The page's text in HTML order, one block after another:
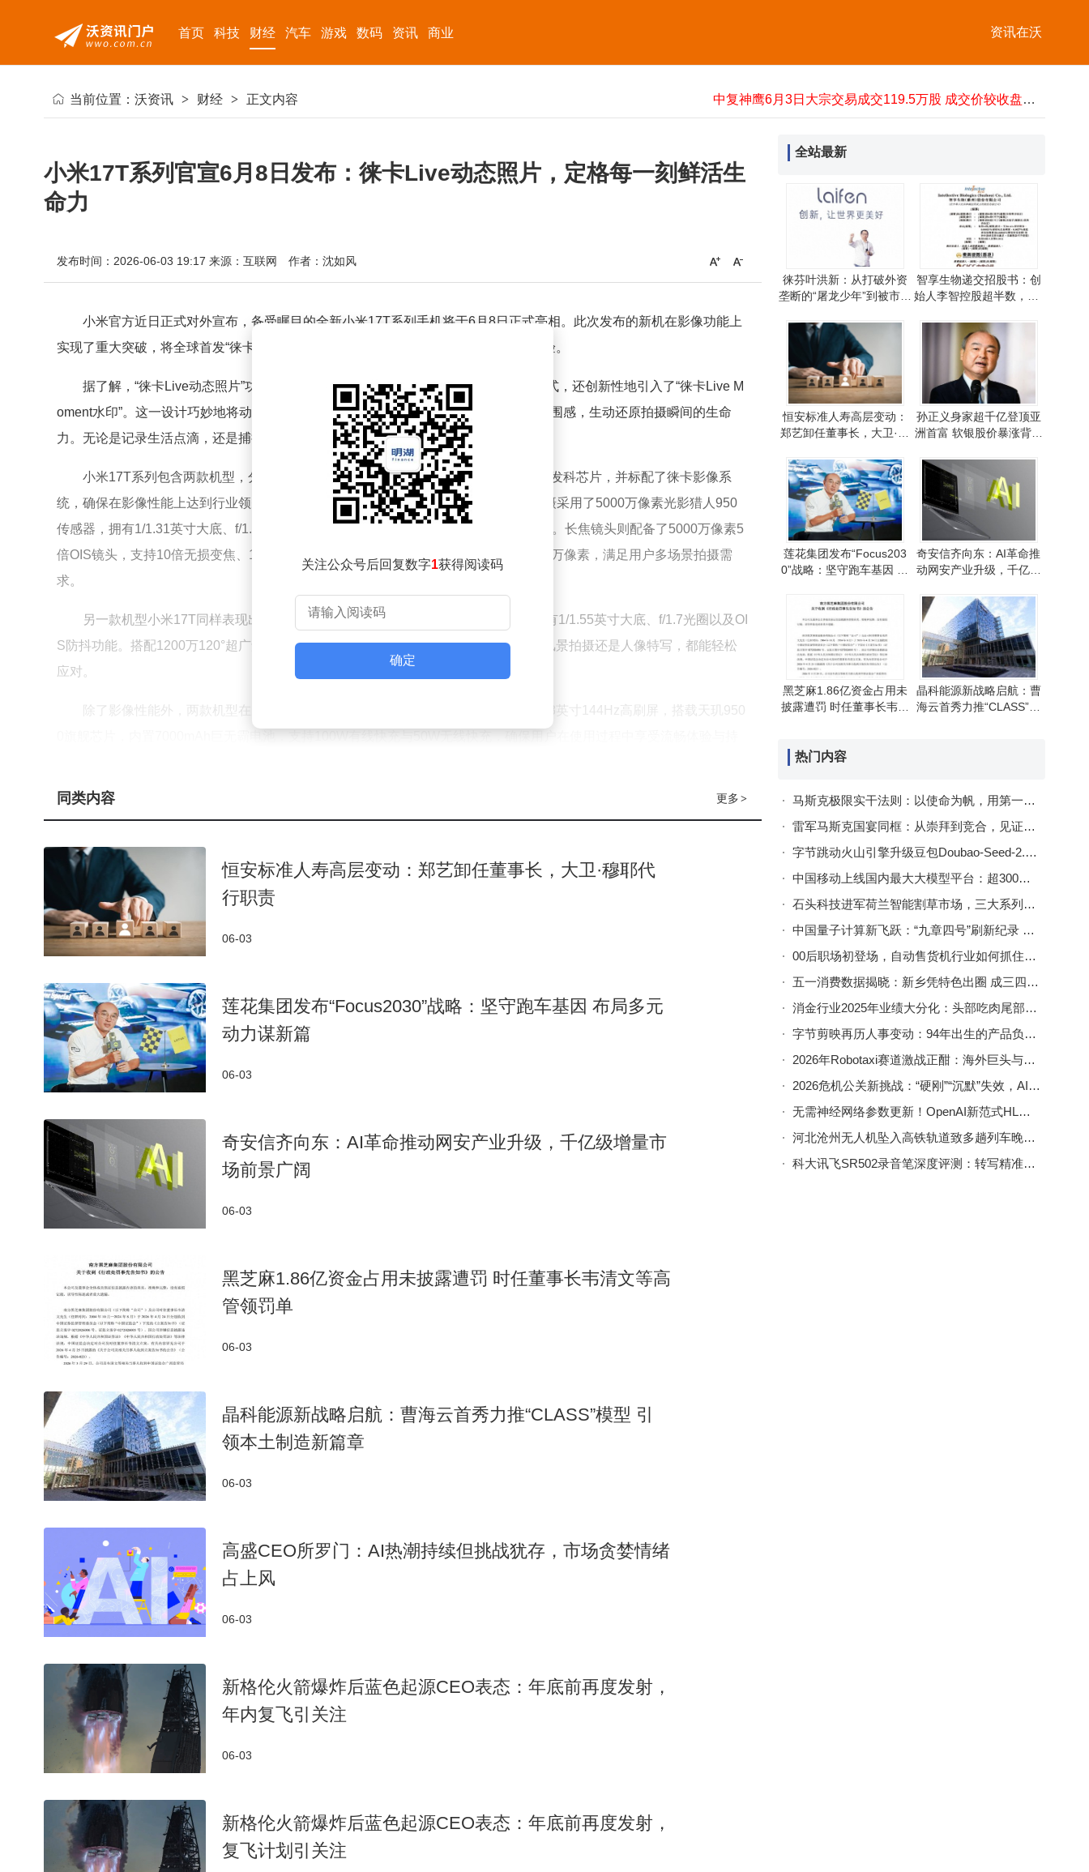
资讯在沃
首页 科技 财经 汽车 游戏 数码 资讯 商业
第三届“财富管理・华尊奖”申报火热，热门奖项透露出哪些财富管理新风向？
中复神鹰6月3日大宗交易成交119.5万股 成交价较收盘价折价10.15%
AI赋能消费电子新跃迁，资金加速流入消费电子ETF易方达（562950）
恒安标准人寿高层变动：郑艺卸任董事长，大卫·穆耶代行职责
当前位置： 沃资讯 > 财经 > 正文内容
小米17T系列官宣6月8日发布：徕卡Live动态照片，定格每一刻鲜活生
命力
发布时间：2026-06-03 19:17 来源：互联网 作者：沈如风
小米官方近日正式对外宣布，备受瞩目的全新小米17T系列手机将于6月8日正式亮相。此次发布的新机在影像功能上
实现了重大突破，将全球首发“徕卡Live动态照片”技术，为用户带来前所未有的拍摄体验。
据了解，“徕卡Live动态照片”功能不仅支持“徕卡经典”与“徕卡生动”两种专属画质模式，还创新性地引入了“徕卡Live M
oment水印”。这一设计巧妙地将动态影像与专属水印相结合，让每一张照片都能充满氛围感，生动还原拍摄瞬间的生命
力。无论是记录生活点滴，还是捕捉精彩瞬间，用户都能轻松拍出具有艺术感的作品。
小米17T系列包含两款机型，分别是小米17T与小米17T Pro。两款手机均搭载了联发科芯片，并标配了徕卡影像系
统，确保在影像性能上达到行业领先水平。其中，小米17T Pro作为影像旗舰机型，主摄采用了5000万像素光影猎人950
传感器，拥有1/1.31英寸大底、f/1.67光圈以及OIS防抖功能，原生动态范围高达13.5EV。长焦镜头则配备了5000万像素5
倍OIS镜头，支持10倍无损变焦、120倍AI超分以及30cm微距拍摄；超广角镜头为1200万像素，满足用户多场景拍摄需
求。
另一款机型小米17T同样表现出色。其主摄为5000万像素光影猎人800传感器，拥有1/1.55英寸大底、f/1.7光圈以及OI
S防抖功能。搭配1200万120°超广角镜头和5000万像素5倍OIS潜望长焦镜头，无论是风景拍摄还是人像特写，都能轻松
应对。
除了影像性能外，两款机型在屏幕与性能方面也各有特色。小米17T Pro配备了6.83英寸144Hz高刷屏，搭载天玑950
0旗舰芯片，内置7000mAh巨无霸电池，支持100W有线快充与50W无线快充，确保用户在使用过程中享受流畅体验与持
同样能满足用户日常使用需求。
关注公众号后回复数字1获得阅读码
确定
更多 >
同类内容
恒安标准人寿高层变动：郑艺卸任董事长，大卫·穆耶代
行职责
06-03
莲花集团发布“Focus2030”战略：坚守跑车基因 布局多元
动力谋新篇
06-03
奇安信齐向东：AI革命推动网安产业升级，千亿级增量市
场前景广阔
06-03
黑芝麻1.86亿资金占用未披露遭罚 时任董事长韦清文等高
管领罚单
06-03
晶科能源新战略启航：曹海云首秀力推“CLASS”模型 引
领本土制造新篇章
06-03
高盛CEO所罗门：AI热潮持续但挑战犹存，市场贪婪情绪
占上风
06-03
新格伦火箭爆炸后蓝色起源CEO表态：年底前再度发射，
年内复飞引关注
06-03
新格伦火箭爆炸后蓝色起源CEO表态：年底前再度发射，
复飞计划引关注
全站最新
徕芬叶洪新：从打破外资
垄断的“屠龙少年”到被市场
智享生物递交招股书：创
始人李智控股超半数，CF
恒安标准人寿高层变动：
郑艺卸任董事长，大卫·穆
孙正义身家超千亿登顶亚
洲首富 软银股价暴涨背后
莲花集团发布“Focus203
0”战略：坚守跑车基因 布
奇安信齐向东：AI革命推
动网安产业升级，千亿级
黑芝麻1.86亿资金占用未
披露遭罚 时任董事长韦清
晶科能源新战略启航：曹
海云首秀力推“CLASS”模
热门内容
马斯克极限实干法则：以使命为帆，用第一性原理破浪，成就非凡之路
雷军马斯克国宴同框：从崇拜到竞合，见证中国科技崛起新姿态
字节跳动火山引擎升级豆包Doubao-Seed-2.0-lite：多领域能力显著提升
中国移动上线国内最大大模型平台：超300款模型接入，成本降效率升
石头科技进军荷兰智能割草市场，三大系列新品适配全场景需求
中国量子计算新飞跃：“九章四号”刷新纪录 引领未来科技新方向
00后职场初登场，自动售货机行业如何抓住这波消费新势力？
五一消费数据揭晓：新乡凭特色出圈 成三四线消费增长新标杆
消金行业2025年业绩大分化：头部吃肉尾部喝汤，谁将领跑新周期？
字节剪映再历人事变动：94年出生的产品负责人张琪智离职投身创业潮
2026年Robotaxi赛道激战正酣：海外巨头与国内领跑者共绘商业化新蓝图
2026危机公关新挑战：“硬刚”“沉默”失效，AI技术成破局关键？
无需神经网络参数更新！OpenAI新范式HL：以代码编辑驱动强化学习突破
河北沧州无人机坠入高铁轨道致多趟列车晚点 操作手被依法追责
科大讯飞SR502录音笔深度评测：转写精准降噪强，办公学习好帮手